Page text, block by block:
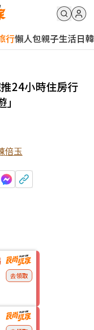
行懶人包親子生活日韓
24小時住房行
倍玉
去領取